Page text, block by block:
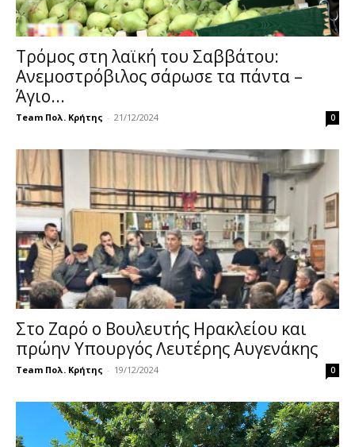
Τρόμος στη λαϊκή του Σαββάτου:
Ανεμοστρόβιλος σάρωσε τα πάντα –
Άγιο...
Team Πολ. Κρήτης - 21/12/2024 0
Στο Ζαρό ο Βουλευτής Ηρακλείου και
πρώην Υπουργός Λευτέρης Αυγενάκης
Team Πολ. Κρήτης - 19/12/2024 0